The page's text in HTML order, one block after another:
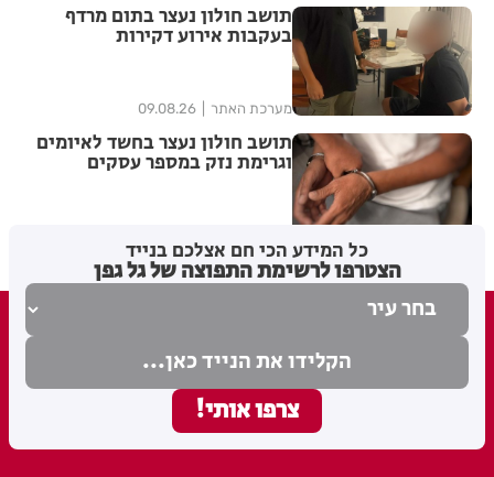
תושב חולון נעצר בתום מרדף
בעקבות אירוע דקירות
מערכת האתר 09.08.26
תושב חולון נעצר בחשד לאיומים
וגרימת נזק במספר עסקים
כל המידע הכי חם אצלכם בנייד
הצטרפו לרשימת התפוצה של גל גפן